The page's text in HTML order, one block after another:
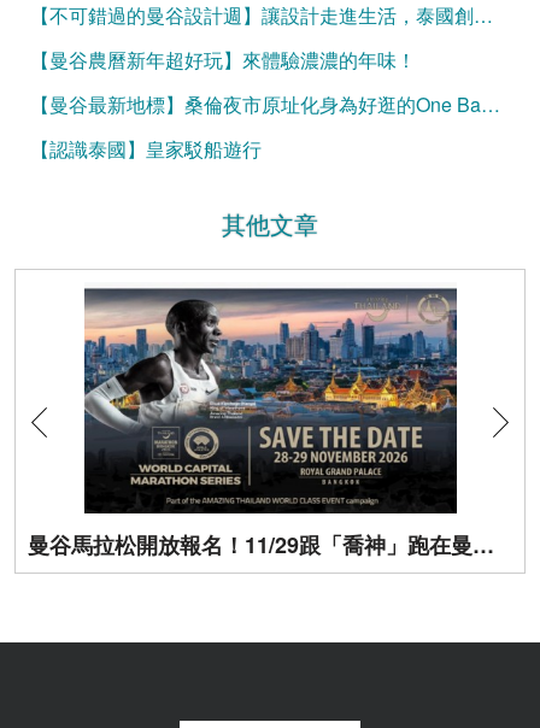
【不可錯過的曼谷設計週】讓設計走進生活，泰國創意大爆發
【曼谷農曆新年超好玩】來體驗濃濃的年味！
【曼谷最新地標】桑倫夜市原址化身為好逛的One Bangkok
【認識泰國】皇家駁船遊行
其他文章
曼谷馬拉松開放報名！11/29跟「喬神」跑在曼谷街頭